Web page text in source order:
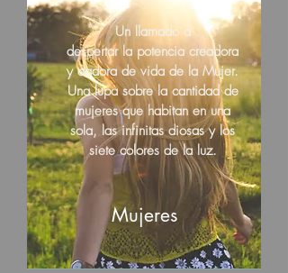
Un llamado a
despertar la potencia creadora
y dadora de vida de la Mujer.
Una lupa sobre la cantidad de
mujeres que habitan en una
sola, las infinitas diosas y los
siete colores de la luz.
Mujeres